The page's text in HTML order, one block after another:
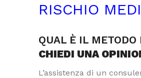
RISCHIO
QUAL È IL METODO
CHIEDI UNA
L’assistenza di un